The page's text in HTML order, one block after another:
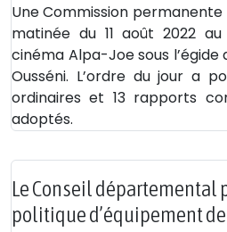
Une Commission permanente
matinée du 11 août 2022
cinéma Alpa-Joe sous l’égide
Ousséni. L’ordre du jour a
ordinaires et 13 rapports
adoptés.
Le Conseil départemental
politique d’équipement